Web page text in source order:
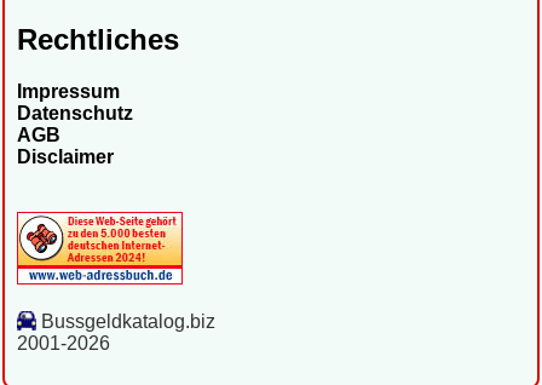
Rechtliches
Impressum
Datenschutz
AGB
Disclaimer
Bussgeldkatalog.biz
2001-2026